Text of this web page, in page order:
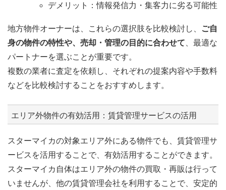
デメリット：情報発信力・集客力に劣る可能性
地方物件オーナーは、これらの選択肢を比較検討し、
ご自
身の物件の特性や、売却・管理の目的に合わせて 、最適な
パートナーを選ぶことが重要です。
複数の業者に査定を依頼し、それぞれの提案内容や手数料
などを比較検討することをおすすめします。
エリア外物件の有効活用：賃貸管理サービスの活用
スターマイカの対象エリア外にある物件でも、賃貸管理サ
ービスを活用することで、有効活用することができます。
スターマイカ自体はエリア外の物件の買取・再販は行って
いませんが、他の賃貸管理会社を利用することで、安定的